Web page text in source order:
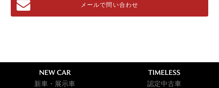
メールで問い合わせ
NEW CAR
新車・展示車
TIMELESS
認定中古車